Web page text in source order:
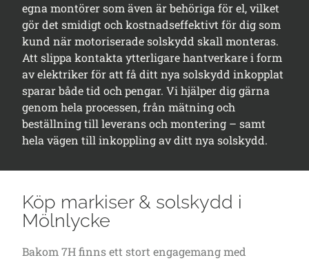
egna montörer som även är behöriga för el, vilket
gör det smidigt och kostnadseffektivt för dig som
kund när motoriserade solskydd skall monteras.
Att slippa kontakta ytterligare hantverkare i form
av elektriker för att få ditt nya solskydd inkopplat
sparar både tid och pengar. Vi hjälper dig gärna
genom hela processen, från mätning och
beställning till leverans och montering – samt
hela vägen till inkoppling av ditt nya solskydd.
Köp markiser & solskydd i
Mölnlycke
Bakom 7H finns ett stort engagemang med